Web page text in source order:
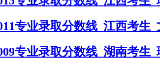
专业录取分数线_江西考生
专业录取分数线_湖南考生